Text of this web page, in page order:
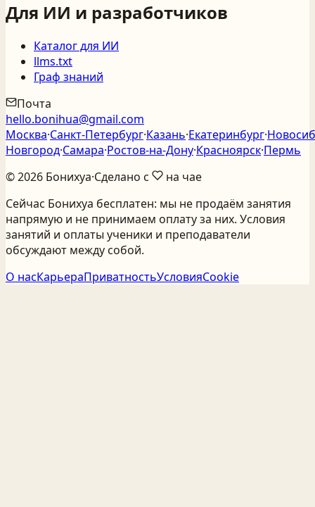
Для ИИ и разработчиков
Каталог для ИИ
llms.txt
Граф знаний
Почта
hello.bonihua@gmail.com
Москва·Санкт‑Петербург·Казань·Екатеринбург·
Новгород·Самара·Ростов‑на‑Дону·Красноярск·Пермь
©2026 Бонихуа·Сделано с
на чае
Сейчас Бонихуа бесплатен: мы не продаём занятия
напрямую и не принимаем оплату за них. Условия
занятий и оплаты ученики и преподаватели
обсуждают между собой.
О насКарьераПриватностьУсловияCookie